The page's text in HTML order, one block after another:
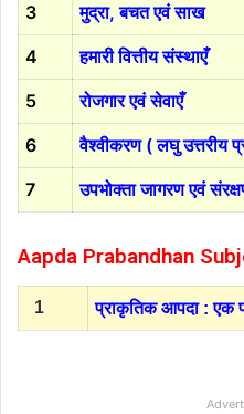
3
मुद्रा, बचत एवं साख
4
हमारी वित्तीय संस्थाएँ
5
रोजगार एवं सेवाएँ
6
वैश्वीकरण ( लघु उत्तरीय
7
उपभोक्ता जागरण एवं
Aapda Prabandhan
1 प्राकृतिक आपदा : एक